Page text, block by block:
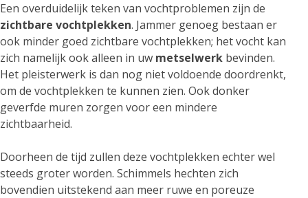
Een overduidelijk teken van vochtproblemen zijn de
zichtbare vochtplekken. Jammer genoeg bestaan er
ook minder goed zichtbare vochtplekken; het vocht kan
zich namelijk ook alleen in uw metselwerk bevinden.
Het pleisterwerk is dan nog niet voldoende doordrenkt,
om de vochtplekken te kunnen zien. Ook donker
geverfde muren zorgen voor een mindere
zichtbaarheid.
Doorheen de tijd zullen deze vochtplekken echter wel
steeds groter worden. Schimmels hechten zich
bovendien uitstekend aan meer ruwe en poreuze